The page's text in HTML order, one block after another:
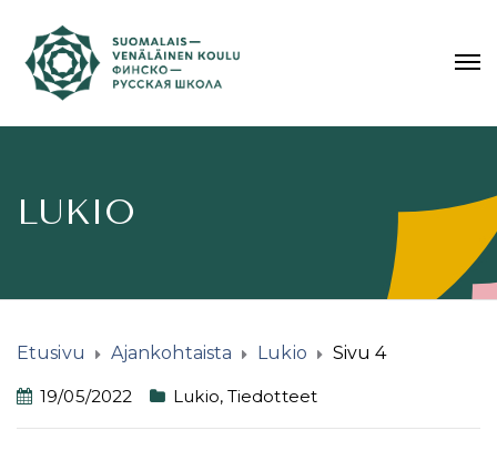
LUKIO
Etusivu Ajankohtaista Lukio Sivu 4
19/05/2022 Lukio, Tiedotteet